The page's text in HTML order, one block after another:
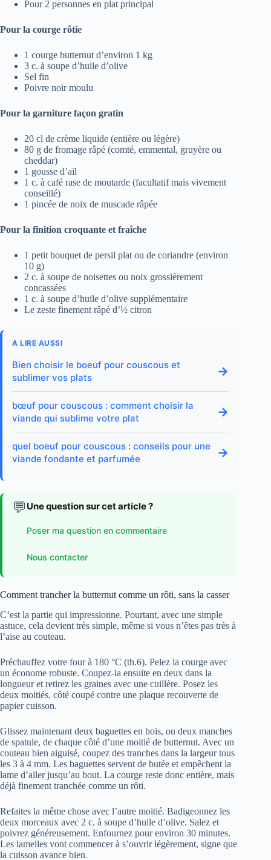
Pour 2 personnes en plat principal
Pour la courge rôtie
1 courge butternut d’environ 1 kg
3 c. à soupe d’huile d’olive
Sel fin
Poivre noir moulu
Pour la garniture façon gratin
20 cl de crème liquide (entière ou légère)
80 g de fromage râpé (comté, emmental, gruyère ou
cheddar)
1 gousse d’ail
1 c. à café rase de moutarde (facultatif mais vivement
conseillé)
1 pincée de noix de muscade râpée
Pour la finition croquante et fraîche
1 petit bouquet de persil plat ou de coriandre (environ
10 g)
2 c. à soupe de noisettes ou noix grossièrement
concassées
1 c. à soupe d’huile d’olive supplémentaire
Le zeste finement râpé d’½ citron
A LIRE AUSSI
Bien choisir le boeuf pour couscous et
sublimer vos plats
→
bœuf pour couscous : comment choisir la
viande qui sublime votre plat
→
quel boeuf pour couscous : conseils pour une
viande fondante et parfumée
→
💬 Une question sur cet article ?
Poser ma question en commentaire
Nous contacter
Comment trancher la butternut comme un rôti, sans la casser
C’est la partie qui impressionne. Pourtant, avec une simple
astuce, cela devient très simple, même si vous n’êtes pas très à
l’aise au couteau.
Préchauffez votre four à 180 °C (th.6). Pelez la courge avec
un économe robuste. Coupez-la ensuite en deux dans la
longueur et retirez les graines avec une cuillère. Posez les
deux moitiés, côté coupé contre une plaque recouverte de
papier cuisson.
Glissez maintenant deux baguettes en bois, ou deux manches
de spatule, de chaque côté d’une moitié de butternut. Avec un
couteau bien aiguisé, coupez des tranches dans la largeur tous
les 3 à 4 mm. Les baguettes servent de butée et empêchent la
lame d’aller jusqu’au bout. La courge reste donc entière, mais
déjà finement tranchée comme un rôti.
Refaites la même chose avec l’autre moitié. Badigeonnez les
deux morceaux avec 2 c. à soupe d’huile d’olive. Salez et
poivrez généreusement. Enfournez pour environ 30 minutes.
Les lamelles vont commencer à s’ouvrir légèrement, signe que
la cuisson avance bien.